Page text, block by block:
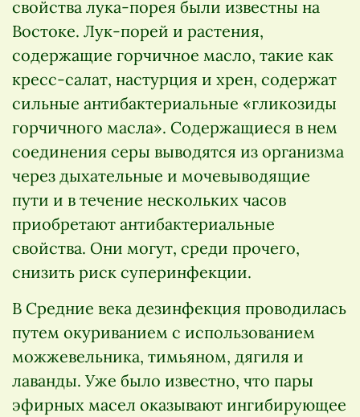
свойства лука-порея были известны на
Востоке. Лук-порей и растения,
содержащие горчичное масло, такие как
кресс-салат, настурция и хрен, содержат
сильные антибактериальные «гликозиды
горчичного масла». Содержащиеся в нем
соединения серы выводятся из организма
через дыхательные и мочевыводящие
пути и в течение нескольких часов
приобретают антибактериальные
свойства. Они могут, среди прочего,
снизить риск суперинфекции.
В Средние века дезинфекция проводилась
путем окуриванием с использованием
можжевельника, тимьяном, дягиля и
лаванды. Уже было известно, что пары
эфирных масел оказывают ингибирующее